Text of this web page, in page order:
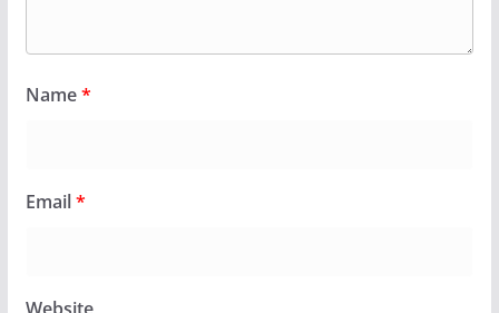
Name*
Email*